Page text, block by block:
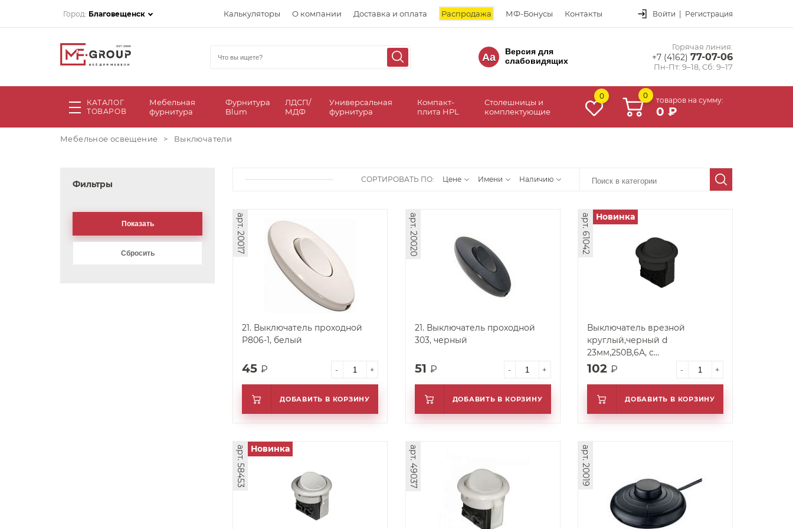
Город: Благовещенск Калькуляторы О компании Доставка и оплата Распродажа МФ-Бонусы Контакты Войти | Регистрация
Aa
Версия для
слабовидящих
Горячая линия:
+7 (4162) 77-07-06
Пн-Пт: 9–18, Сб: 9–17
КАТАЛОГ
ТОВАРОВ
Мебельная
фурнитура
Фурнитура
Blum
ЛДСП/
МДФ
Универсальная
фурнитура
Компакт-
плита HPL
Столешницы и
комплектующие
0 0
товаров на сумму:
0 ₽
Мебельное освещение > Выключатели
Фильтры СОРТИРОВАТЬ ПО: Цене Имени Наличию
21. Выключатель проходной
P806-1, белый
арт. 20017
45 ₽ - +
ДОБАВИТЬ В КОРЗИНУ
21. Выключатель проходной
303, черный
арт. 20020
51 ₽ - +
ДОБАВИТЬ В КОРЗИНУ
Выключатель врезной
круглый,черный d
23мм,250В,6А, с
пружинн.терминалом для
арт. 61042 Новинка
102 ₽ - +
ДОБАВИТЬ В КОРЗИНУ
арт. 58453 Новинка арт. 49037 арт. 20019